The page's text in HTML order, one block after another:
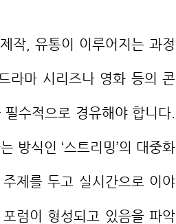
라마 시리즈나 영화 등의 콘
수적으로 경유해야 합니다.
방식인 ‘스트리밍’의 대중화
제를 두고 실시간으로 이야
럼이 형성되고 있음을 파악